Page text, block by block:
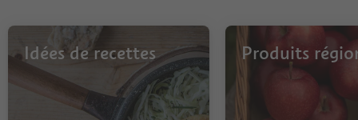
Idées de recettes Produits